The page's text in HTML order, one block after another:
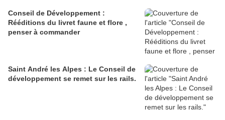
Conseil de Développement :
Rééditions du livret faune et flore ,
penser à commander
Saint André les Alpes : Le Conseil de
développement se remet sur les rails.